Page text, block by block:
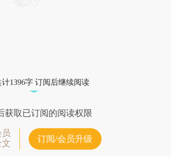
1396字 订阅后继续阅读
获取已订阅的阅读权限
订阅/会员升级